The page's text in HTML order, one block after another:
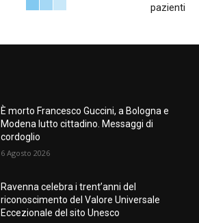
pazienti
È morto Francesco Guccini, a Bologna e
Modena lutto cittadino. Messaggi di
cordoglio
6 Agosto 2026
Ravenna celebra i trent’anni del
riconoscimento del Valore Universale
Eccezionale del sito Unesco